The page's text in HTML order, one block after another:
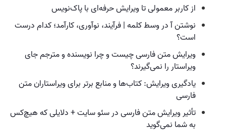
از کاربر معمولی تا ویرایش حرفه‌ای با پاک‌نویس
نوشتن آ در وسط کلمه | فرآیند، نوآوری، کارآمد؛ کدام درست
است؟
ویرایش متن فارسی چیست و چرا نویسنده و مترجم جای
ویراستار را نمی‌گیرند؟
یادگیری ویرایش: کتاب‌ها و منابع برتر برای ویراستاران متن
فارسی
تأثیر ویرایش متن فارسی در سئو سایت + دلایلی که هیچ‌کس
به شما نمی‌گوید